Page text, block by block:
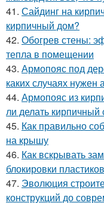
41. Сайдинг на
кирпичный дом?
42. Обогрев стены:
тепла в помещении
43. Армопояс под
каких случаях нужен
44. Армопояс из
ли делать кирпичный
45. Как правильно
на крышу
46. Как вскрывать
блокировки
47. Эволюция
конструкций до